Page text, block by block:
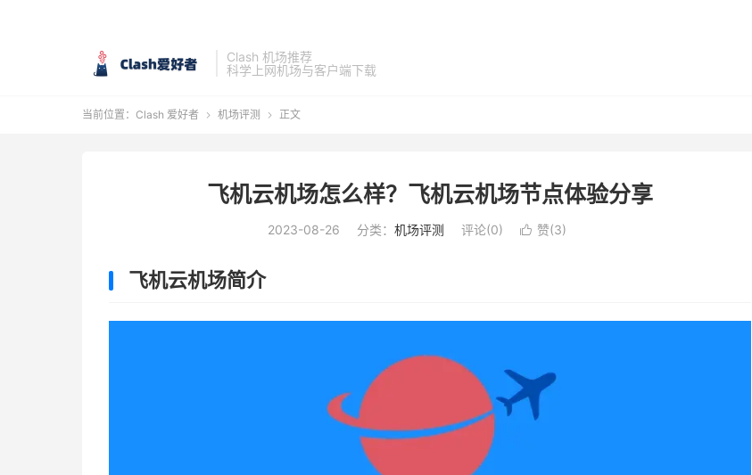
Clash 机场推荐
科学上网机场与客户端下载
当前位置： Clash 爱好者  机场评测  正文
飞机云机场怎么样？飞机云机场节点体验分享
2023-08-26 分类： 机场评测 评论(0)  赞(3)
飞机云机场简介